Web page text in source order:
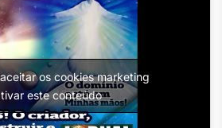
os cookies marketing
este conteúdo